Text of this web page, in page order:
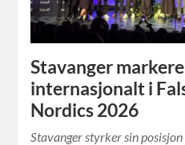
Stavanger
internasjonalt i
Nordics 2026
Stavanger styrker sin